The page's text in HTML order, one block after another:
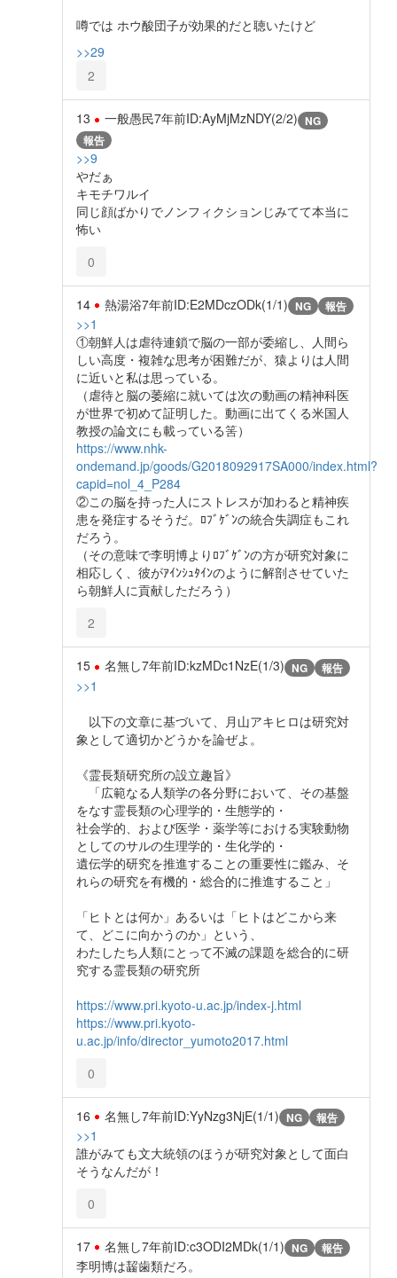
噂では ホウ酸団子が効果的だと聴いたけど
>>29
2
13 一般愚民7年前ID:AyMjMzNDY(2/2) NG
報告
>>9
やだぁ
キモチワルイ
同じ顔ばかりでノンフィクションじみてて本当に
怖い
0
14 熱湯浴7年前ID:E2MDczODk(1/1) NG 報告
>>1
①朝鮮人は虐待連鎖で脳の一部が委縮し、人間ら
しい高度・複雑な思考が困難だが、猿よりは人間
に近いと私は思っている。
（虐待と脳の萎縮に就いては次の動画の精神科医
が世界で初めて証明した。動画に出てくる米国人
教授の論文にも載っている筈）
https://www.nhk-
ondemand.jp/goods/G2018092917SA000/index.html?
capid=nol_4_P284
②この脳を持った人にストレスが加わると精神疾
患を発症するそうだ。ﾛﾌﾞｹﾞﾝの統合失調症もこれ
だろう。
（その意味で李明博よりﾛﾌﾞｹﾞﾝの方が研究対象に
相応しく、彼がｱｲﾝｼｭﾀｲﾝのように解剖させていた
ら朝鮮人に貢献しただろう）
2
15 名無し7年前ID:kzMDc1NzE(1/3) NG 報告
>>1
以下の文章に基づいて、月山アキヒロは研究対
象として適切かどうかを論ぜよ。
《霊長類研究所の設立趣旨》
「広範なる人類学の各分野において、その基盤
をなす霊長類の心理学的・生態学的・
社会学的、および医学・薬学等における実験動物
としてのサルの生理学的・生化学的・
遺伝学的研究を推進することの重要性に鑑み、そ
れらの研究を有機的・総合的に推進すること」
「ヒトとは何か」あるいは「ヒトはどこから来
て、どこに向かうのか」という、
わたしたち人類にとって不滅の課題を総合的に研
究する霊長類の研究所
https://www.pri.kyoto-u.ac.jp/index-j.html
https://www.pri.kyoto-
u.ac.jp/info/director_yumoto2017.html
0
16 名無し7年前ID:YyNzg3NjE(1/1) NG 報告
>>1
誰がみても文大統領のほうが研究対象として面白
そうなんだが！
0
17 名無し7年前ID:c3ODI2MDk(1/1) NG 報告
李明博は齧歯類だろ。